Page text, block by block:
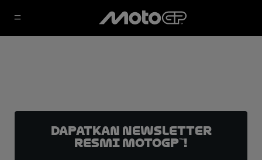
Dapatkan Newsletter
Resmi MotoGP™!